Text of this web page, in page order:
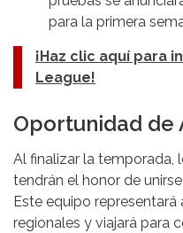
para la primera
¡Haz clic aquí para
League!
Oportunidad de
Al finalizar la temporada,
tendrán el honor de
Este equipo
regionales y viajará para